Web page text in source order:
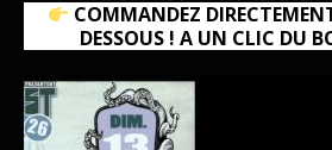
COMMANDEZ
DESSOUS ! A UN CLIC DU